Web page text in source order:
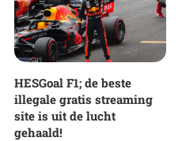
HESGoal F1; de beste
illegale gratis streaming
site is uit de lucht
gehaald!